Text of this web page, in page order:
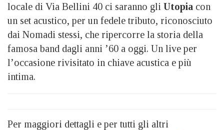
locale di Via Bellini 40 ci saranno gli Utopia con
un set acustico, per un fedele tributo, riconosciuto
dai Nomadi stessi, che ripercorre la storia della
famosa band dagli anni ’60 a oggi. Un live per
l’occasione rivisitato in chiave acustica e più
intima.
Per maggiori dettagli e per tutti gli altri